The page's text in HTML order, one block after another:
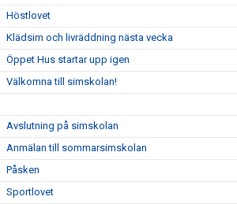
Höstlovet
Klädsim och livräddning nästa vecka
Öppet Hus startar upp igen
Välkomna till simskolan!
Avslutning på simskolan
Anmälan till sommarsimskolan
Påsken
Sportlovet